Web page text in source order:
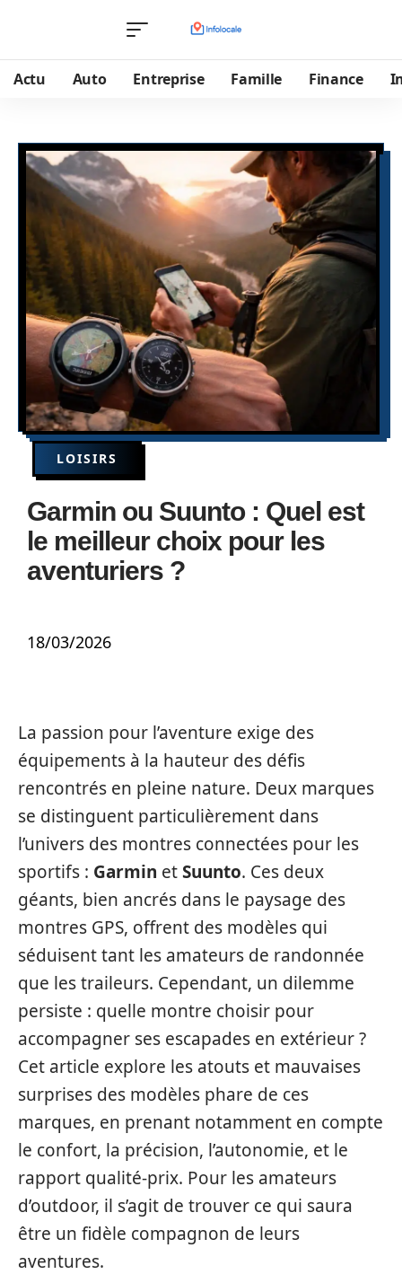
Actu Auto Entreprise Famille Finance
LOISIRS
Garmin ou Suunto : Quel est
le meilleur choix pour les
aventuriers ?
18/03/2026
La passion pour l’aventure exige des
équipements à la hauteur des défis
rencontrés en pleine nature. Deux marques
se distinguent particulièrement dans
l’univers des montres connectées pour les
sportifs : Garmin etSuunto. Ces deux
géants, bien ancrés dans le paysage des
montres GPS, offrent des modèles qui
séduisent tant les amateurs de randonnée
que les traileurs. Cependant, un dilemme
persiste : quelle montre choisir pour
accompagner ses escapades en extérieur ?
Cet article explore les atouts et mauvaises
surprises des modèles phare de ces
marques, en prenant notamment en compte
le confort, la précision, l’autonomie, et le
rapport qualité-prix. Pour les amateurs
d’outdoor, il s’agit de trouver ce qui saura
être un fidèle compagnon de leurs
aventures.